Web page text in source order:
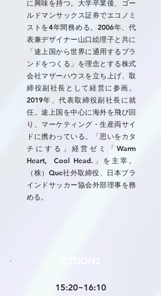
に興味を持つ。大学卒業後、ゴー
ルドマンサックス証券でエコノミ
ストを4年間務める。2006年、代
表兼デザイナー山口絵理子と共に
「途上国から世界に通用するブラ
ンドをつくる」を理念とする株式
会社マザーハウスを立ち上げ、取
締役副社長として経営に参画。
2019年、代表取締役副社長に就
任。途上国を中心に海外を飛び回
り、マーケティング・生産両サイ
ドに携わっている。「思いをカタ
チにする」経営ゼミ「Warm
Heart, Cool Head.」を主宰。
（株）Que社外取締役、日本ブラ
インドサッカー協会外部理事を務
める。
15:20~16:10